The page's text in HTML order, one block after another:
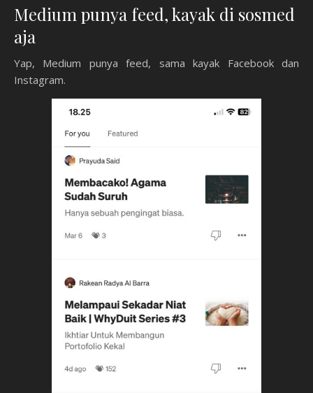
Medium punya feed, kayak di sosmed
aja
Yap, Medium punya feed, sama kayak Facebook dan
Instagram.